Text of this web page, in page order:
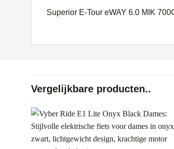
Superior E-Tour eWAY 6.0 MIK
Vergelijkbare producten..